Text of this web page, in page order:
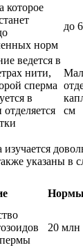
которое
норм
до
ведется в
нити,
сперма
в
см
указаны в
20 млн